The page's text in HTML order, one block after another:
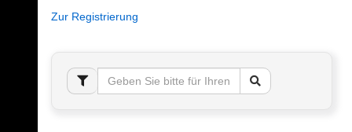
Zur Registrierung